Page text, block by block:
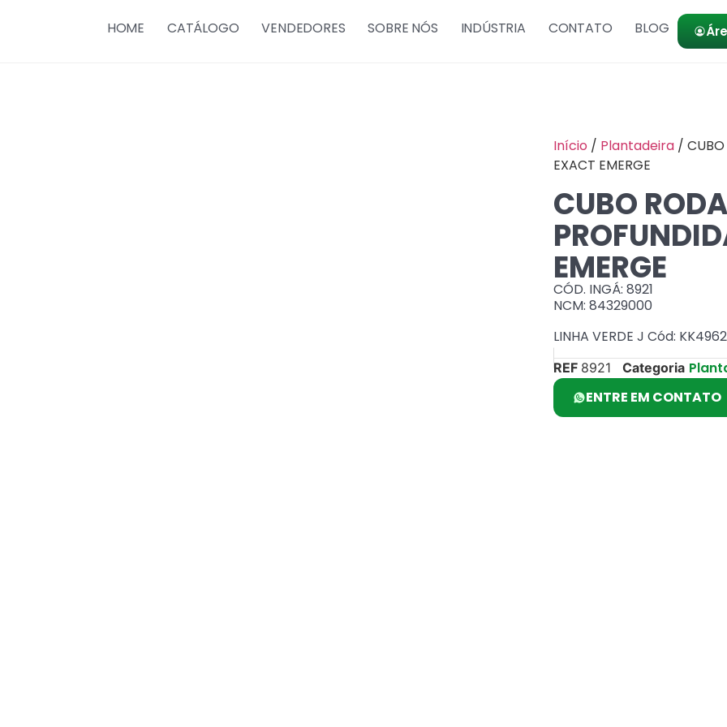
HOME CATÁLOGO VENDEDORES SOBRE NÓS INDÚSTRIA CONTATO BLOG
Início / Plantadeira / CUBO
EXACT EMERGE
CUBO
EMERGE
CÓD. INGÁ: 8921
NCM: 84329000
LINHA VERDE J Cód:
REF 8921 Categoria
ENTRE EM CONTATO